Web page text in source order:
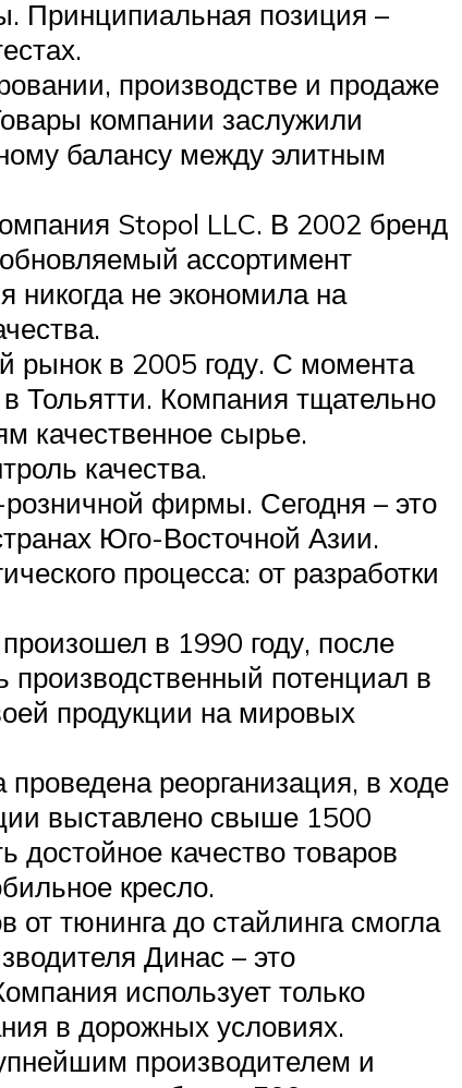
Принципиальная позиция –
производстве и продаже
компании заслужили
балансу между элитным
Stopol LLC. В 2002 бренд
ассортимент
никогда не экономила на
рынок в 2005 году. С момента
Тольятти. Компания тщательно
качественное сырье.
качества.
фирмы. Сегодня – это
Юго-Восточной Азии.
процесса: от разработки
в 1990 году, после
производственный потенциал в
продукции на мировых
реорганизация, в ходе
выставлено свыше 1500
достойное качество товаров
кресло.
от тюнинга до стайлинга смогла
Динас – это
использует только
в дорожных условиях.
производителем и